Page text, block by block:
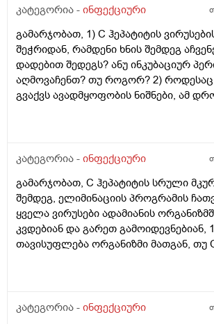
კატეგორია - ინფექციური
გამარჯობათ, 1) C ჰეპატიტის
შეჭრიდან, რამდენი ხნის შემდეგ
დადებით შედეგს? ანუ ინკუბაციურ
აღმოვაჩენთ? თუ როგორ? 2) როდესაც
გვაქვს ავადმყოფობის ნიშნები, ამ
ელიმინაციის გავლით მთლიანად
უნარჩუნდება? ეს ანტისხეულები მას
დიახ, რამდენ ხანს? ასეთ დროს
ადამიანს აქვს თუ არა ვირუსი, თუ
4) თუ ავადმყოფი კი მოჩა, მაგრამ
პროგრამა არ გაუვლია და ამის გამო
ორგანიზმში, მასზე ტესტი დადებითს
რატომ ვერ ანადგურებენ C ჰეპატიტის
გმადლობთ
კატეგორია - ინფექციური
გამარჯობათ, C ჰეპატიტის სრული
შემდეგ, ელიმინაციის პროგრამის
ყველა ვირუსები ადამიანის
კვდებიან და გარეთ გამოიდევნებიან,
თავისუფლება ორგანიზმი მათგან, თუ
უბრალოდ არააქტიურ, უვნებელ
რომლებთაც რაღაც, თუნდაც
კატეგორია - ინფექციური